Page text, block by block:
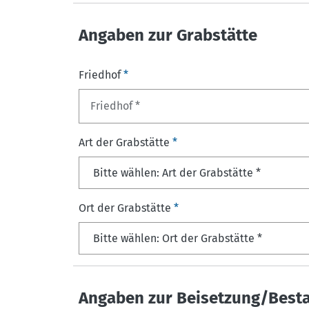
Angaben zur Grabstätte
Friedhof*
Art der Grabstätte *
Ort der Grabstätte *
Angaben zur Beisetzung/